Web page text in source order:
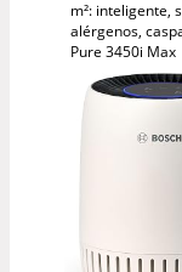
m²: inteligente,
alérgenos,
Pure 3450i Max